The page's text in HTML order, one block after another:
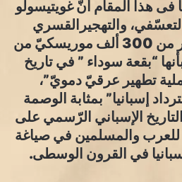
فى هذا المقام أنّ غويتيسولو
والتهجيرالقسري
،والترحيل الجبري لأكثر من 300 ألف موريسكيّ من
“بقعة سوداء ” في تاريخ
تطهير عرقيّ دمويّ”،
إسبانيا” بمثابة الوصمة
الإسباني الرّسمي على
للعرب والمسلمين في صياغة
في القرون الوسطى.